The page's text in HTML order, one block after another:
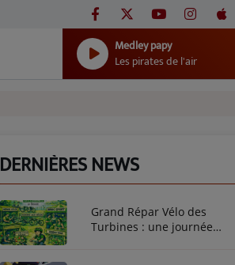
Medley papy
Les pirates de l'air
DERNIÈRES NEWS
Grand Répar Vélo des
Turbines : une journée